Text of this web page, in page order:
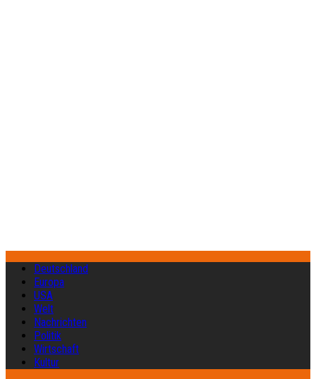
Deutschland
Europa
USA
Welt
Nachrichten
Politik
Wirtschaft
Kultur